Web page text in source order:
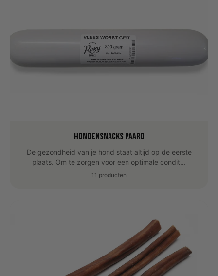
Hondensnacks Paard
De gezondheid van je hond staat altijd op de eerste
plaats. Om te zorgen voor een optimale condit...
11 producten